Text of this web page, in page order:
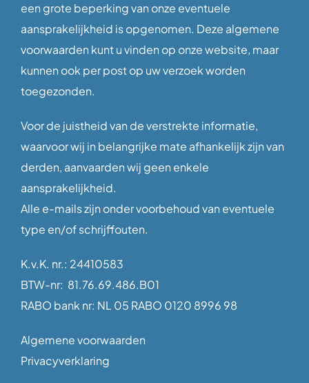
een grote beperking van onze eventuele
aansprakelijkheid is opgenomen. Deze algemene
voorwaarden kunt u vinden op onze website, maar
kunnen ook per post op uw verzoek worden
toegezonden.
Voor de juistheid van de verstrekte informatie,
waarvoor wij in belangrijke mate afhankelijk zijn van
derden, aanvaarden wij geen enkele
aansprakelijkheid.
Alle e-mails zijn onder voorbehoud van eventuele
type en/of schrijffouten.
K.v.K. nr.: 24410583
BTW-nr: 81.76.69.486.B01
RABO bank nr: NL 05 RABO 0120 8996 98
Algemene voorwaarden
Privacyverklaring